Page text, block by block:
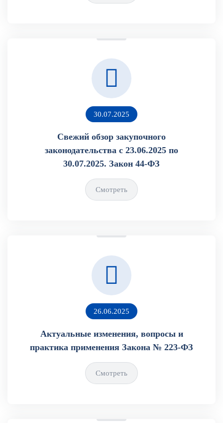
30.07.2025
Свежий обзор закупочного
законодательства с 23.06.2025 по
30.07.2025. Закон 44-ФЗ
Смотреть
26.06.2025
Актуальные изменения, вопросы и
практика применения Закона № 223-ФЗ
Смотреть